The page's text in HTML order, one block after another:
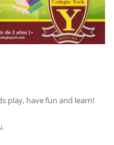
play, have fun and learn!